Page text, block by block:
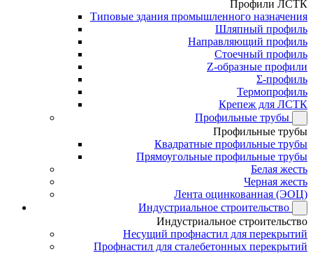
Профили ЛСТК
Типовые здания промышленного назначения
Шляпный профиль
Направляющий профиль
Стоечный профиль
Z-образные профили
Σ-профиль
Термопрофиль
Крепеж для ЛСТК
Профильные трубы
Профильные трубы
Квадратные профильные трубы
Прямоугольные профильные трубы
Белая жесть
Черная жесть
Лента оцинкованная (ЭОЦ)
Индустриальное строительство
Индустриальное строительство
Несущий профнастил для перекрытий
Профнастил для сталебетонных перекрытий